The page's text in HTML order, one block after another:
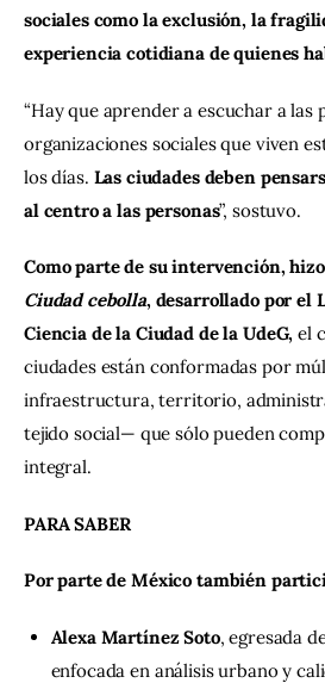
sociales como la exclusión, la
experiencia cotidiana de quienes
“Hay que aprender a escuchar a las
organizaciones sociales que viven
los días. Las ciudades deben
al centro a las personas”, sostuvo.
Como parte de su intervención,
Ciudad cebolla, desarrollado por el
Ciencia de la Ciudad de la UdeG, el
ciudades están conformadas por
infraestructura, territorio,
tejido social— que sólo pueden
integral.
PARA SABER
Por parte de México también
Alexa Martínez Soto, egresada
enfocada en análisis urbano y